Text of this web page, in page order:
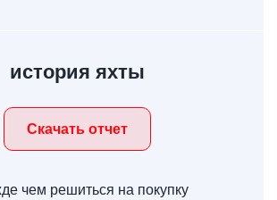
история яхты
Скачать отчет
чем решиться на покупку